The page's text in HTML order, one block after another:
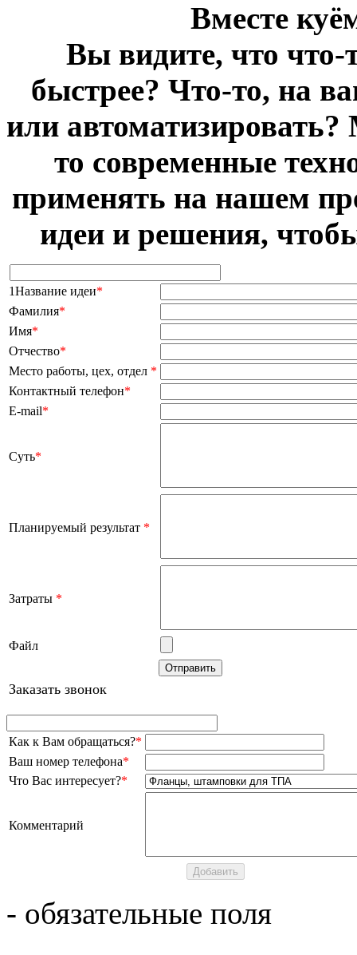
Вместе
Вы видите, что
быстрее? Что-то, на
или
то современные
применять на нашем
идеи и решения,
1Название идеи*
Фамилия*
Имя*
Отчество*
Место работы, цех, отдел *
Контактный телефон*
E-mail*
Суть*
Планируемый результат *
Затраты *
Файл
Заказать звонок
Как к Вам обращаться?*
Ваш номер телефона*
Что Вас интересует?*
Комментарий
- обязательные поля